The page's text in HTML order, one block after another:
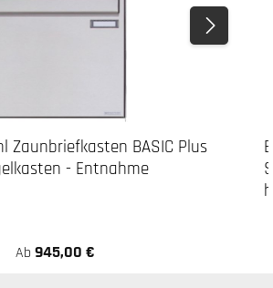
Zaunbriefkasten BASIC Plus
- Entnahme
Ab 945,00 €